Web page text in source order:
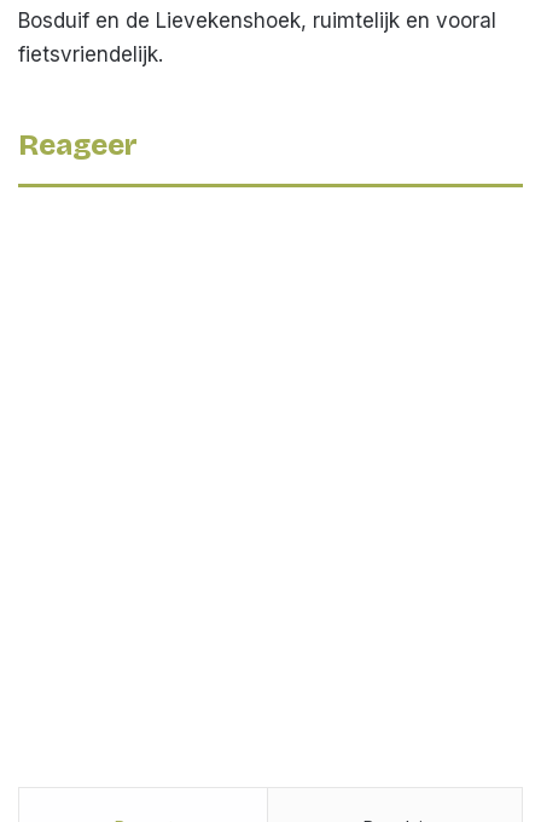
Bosduif en de Lievekenshoek, ruimtelijk en vooral
fietsvriendelijk.
Reageer